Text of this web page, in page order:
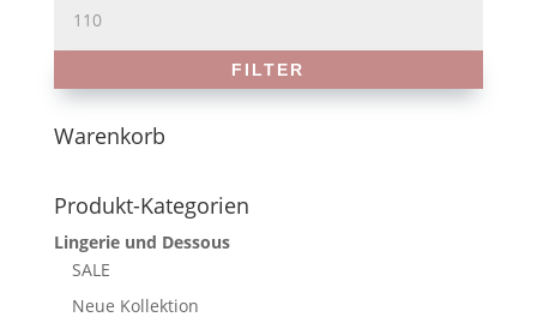
FILTER
Warenkorb
Produkt-Kategorien
Lingerie und Dessous
SALE
Neue Kollektion